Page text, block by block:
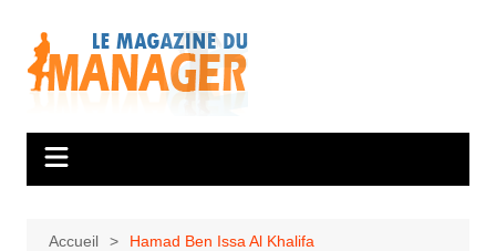
contenu
Accueil Hamad Ben Issa Al Khalifa